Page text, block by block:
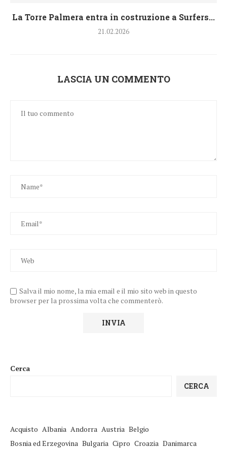
La Torre Palmera entra in costruzione a Surfers...
21.02.2026
LASCIA UN COMMENTO
Salva il mio nome, la mia email e il mio sito web in questo
browser per la prossima volta che commenterò.
Cerca
CERCA
Acquisto Albania Andorra Austria Belgio
Bosnia ed Erzegovina Bulgaria Cipro Croazia Danimarca